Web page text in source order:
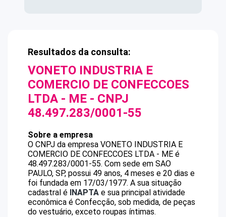
Resultados da consulta:
VONETO INDUSTRIA E
COMERCIO DE CONFECCOES
LTDA - ME - CNPJ
48.497.283/0001-55
Sobre a empresa
O CNPJ da empresa VONETO INDUSTRIA E
COMERCIO DE CONFECCOES LTDA - ME é
48.497.283/0001-55. Com sede em SAO
PAULO, SP, possui 49 anos, 4 meses e 20 dias e
foi fundada em 17/03/1977. A sua situação
cadastral é INAPTA e sua principal atividade
econômica é Confecção, sob medida, de peças
do vestuário, exceto roupas íntimas.